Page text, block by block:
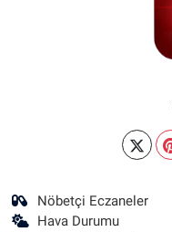
Nöbetçi Eczaneler
Hava Durumu